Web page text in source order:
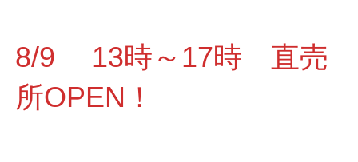
8/9 13時～17時 直売
所OPEN！